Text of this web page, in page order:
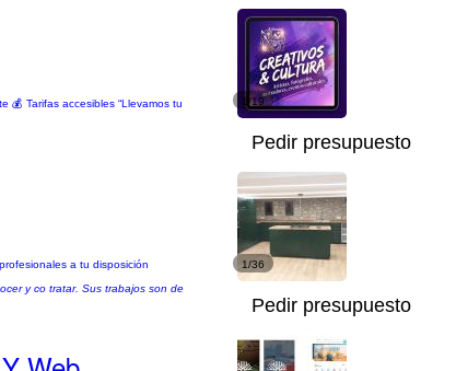
💰 Tarifas accesibles “Llevamos tu
1/19
Pedir presupuesto
a tu disposición
y co tratar. Sus trabajos son de
1/36
Pedir presupuesto